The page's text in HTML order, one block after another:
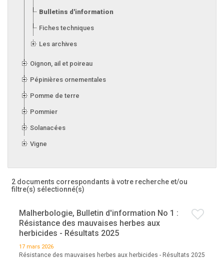
Bulletins d'information 2026
Fiches techniques
Les archives
Oignon, ail et poireau
Pépinières ornementales
Pomme de terre
Pommier
Solanacées
Vigne
2 documents correspondants à votre recherche et/ou
filtre(s) sélectionné(s)
Malherbologie, Bulletin d'information No 1 :
Résistance des mauvaises herbes aux
herbicides - Résultats 2025
17 mars 2026
Résistance des mauvaises herbes aux herbicides - Résultats 2025